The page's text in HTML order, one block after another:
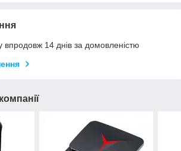
впродовж 14 днів за домовленістю